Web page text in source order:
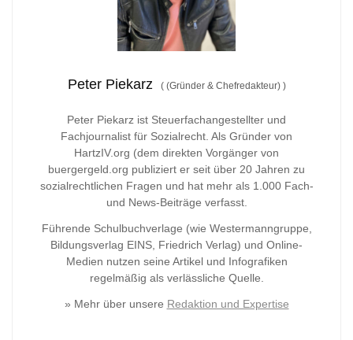
Peter Piekarz ((Gründer & Chefredakteur) )
Peter Piekarz ist Steuerfachangestellter und
Fachjournalist für Sozialrecht. Als Gründer von
HartzIV.org (dem direkten Vorgänger von
buergergeld.org publiziert er seit über 20 Jahren zu
sozialrechtlichen Fragen und hat mehr als 1.000 Fach-
und News-Beiträge verfasst.
Führende Schulbuchverlage (wie Westermanngruppe,
Bildungsverlag EINS, Friedrich Verlag) und Online-
Medien nutzen seine Artikel und Infografiken
regelmäßig als verlässliche Quelle.
» Mehr über unsere Redaktion und Expertise